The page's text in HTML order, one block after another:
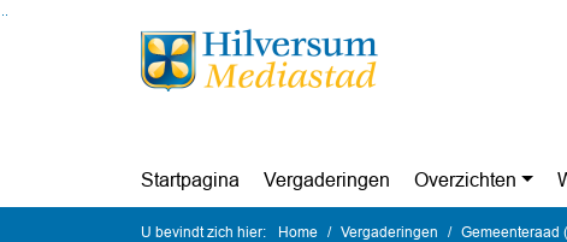
Ga naar de inhoud van deze pagina
Ga naar het zoeken
Ga naar het menu
Startpagina Vergaderingen Overzichten
U bevindt zich hier: Home Vergaderingen Gemeenteraad